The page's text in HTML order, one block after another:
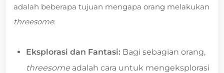
adalah beberapa tujuan mengapa orang melakukan
threesome:
Eksplorasi dan Fantasi: Bagi sebagian orang,
threesome adalah cara untuk mengeksplorasi